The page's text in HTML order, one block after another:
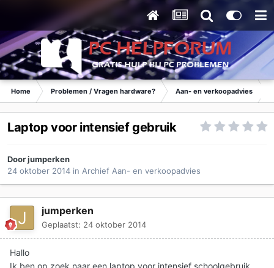
Home Problemen / Vragen hardware? Aan- en verkoopadvies
Laptop voor intensief gebruik
Doorjumperken
24 oktober 2014 in Archief Aan- en verkoopadvies
jumperken
Geplaatst: 24 oktober 2014
Hallo